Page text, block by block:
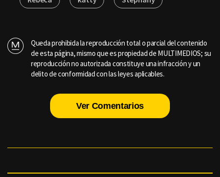
Queda prohibida la reproducción total o parcial del contenido
de esta página, mismo que es propiedad de MULTIMEDIOS; su
reproducción no autorizada constituye una infracción y un
delito de conformidad con las leyes aplicables.
Ver Comentarios